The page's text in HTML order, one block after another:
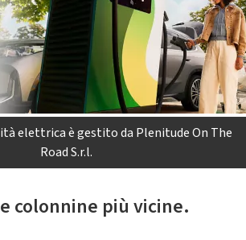
elettrica è gestito da Plenitude On The
Road S.r.l.
colonnine più vicine.